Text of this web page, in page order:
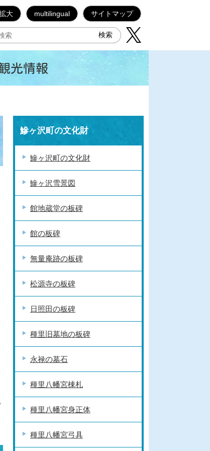
大 multilingual サイトマップ
光情報
鰺ヶ沢町の文化財
鰺ヶ沢町の文化財
鰺ヶ沢雪景図
館地蔵堂の板碑
館の板碑
無量庵跡の板碑
松源寺の板碑
日照田の板碑
種里旧墓地の板碑
永禄の墓石
種里八幡宮棟札
種里八幡宮身正体
種里八幡宮弓具